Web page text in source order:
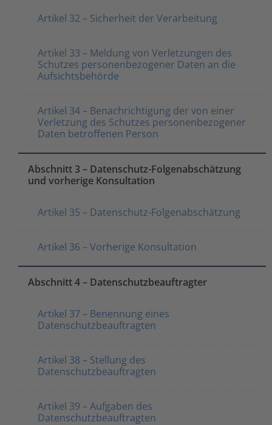
Artikel 32 – Sicherheit der Verarbeitung
Artikel 33 – Meldung von Verletzungen des
Schutzes personenbezogener Daten an die
Aufsichtsbehörde
Artikel 34 – Benachrichtigung der von einer
Verletzung des Schutzes personenbezogener
Daten betroffenen Person
Abschnitt 3 – Datenschutz-Folgenabschätzung
und vorherige Konsultation
Artikel 35 – Datenschutz-Folgenabschätzung
Artikel 36 – Vorherige Konsultation
Abschnitt 4 – Datenschutzbeauftragter
Artikel 37 – Benennung eines
Datenschutzbeauftragten
Artikel 38 – Stellung des
Datenschutzbeauftragten
Artikel 39 – Aufgaben des
Datenschutzbeauftragten